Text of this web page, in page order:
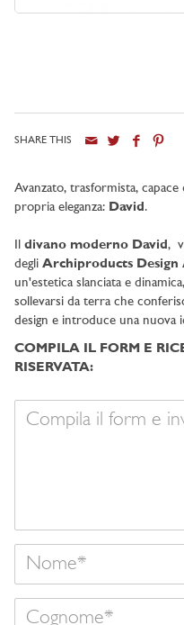
SHARE THIS
Avanzato, trasformista,
propria eleganza: David.
Il divano moderno David,
degli Archiproducts Design
un'estetica slanciata e
sollevarsi da terra che
design e introduce una nuova
COMPILA IL FORM E
RISERVATA:
tuo
Nome
Cognome